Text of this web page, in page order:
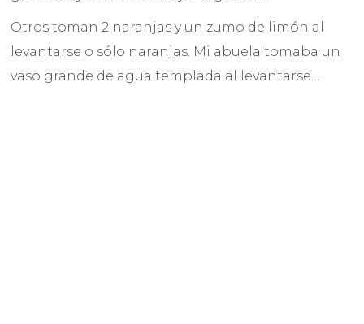
Otros toman 2 naranjas y un zumo de limón al
levantarse o sólo naranjas. Mi abuela tomaba un
vaso grande de agua templada al levantarse…